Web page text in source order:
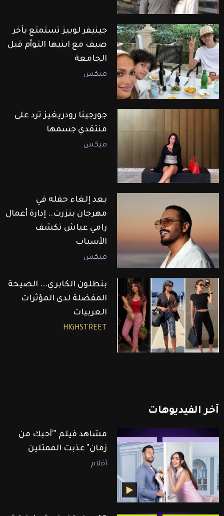
جينيفر لوبيز تستمتع بآخر
صيف مع ابنيها التوأم قبل
الجامعة
ميكس
جورجينا رودريغيز ترد على
منتقدي جسمها
ميكس
بعد إلغاء حفله في
مهرجان بنزرت.. إدارة أعمال
رامي عياش تكشف
الأسباب
ميكس
بنطلون الكابري... الصيحة
المفضلة لدى المؤثرات
العربيات
HIGHSTREET
آخر الفيديوهات
مشاهد فيلم "'أحبك من
زمان" عذبت الممثلين
أفلام